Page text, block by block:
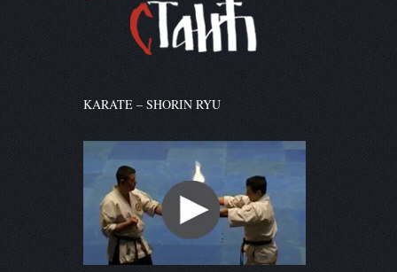
KARATE – SHORIN RYU